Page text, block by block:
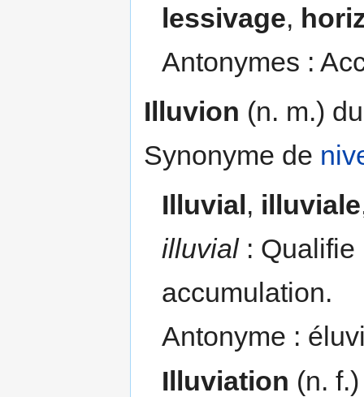
lessivage,
Antonymes :
Illuvion (n. m.)
Synonyme de
Illuvial, illuviale
illuvial: Qualifie
accumulation.
Antonyme :
Illuviation (n.